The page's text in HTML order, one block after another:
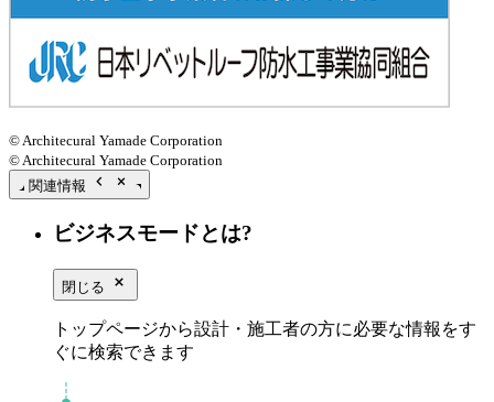
© Architecural Yamade Corporation
© Architecural Yamade Corporation
関連情報
chevron_left close_small
ビジネスモードとは?
閉じる close_small
トップページから設計・施工者の方に必要な情報をす
ぐに検索できます